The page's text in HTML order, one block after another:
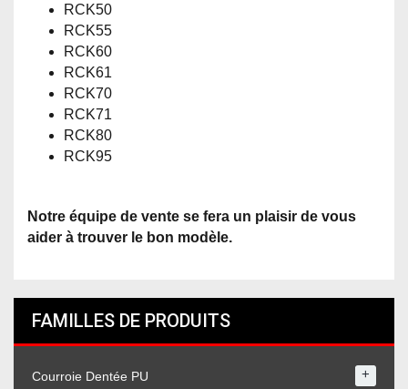
RCK50
RCK55
RCK60
RCK61
RCK70
RCK71
RCK80
RCK95
Notre équipe de vente se fera un plaisir de vous
aider à trouver le bon modèle.
FAMILLES DE PRODUITS
Courroie Dentée PU +